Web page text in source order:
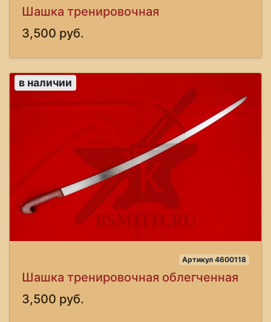
Шашка тренировочная
3,500 руб.
в наличии
Артикул 4600118
Шашка тренировочная облегченная
3,500 руб.